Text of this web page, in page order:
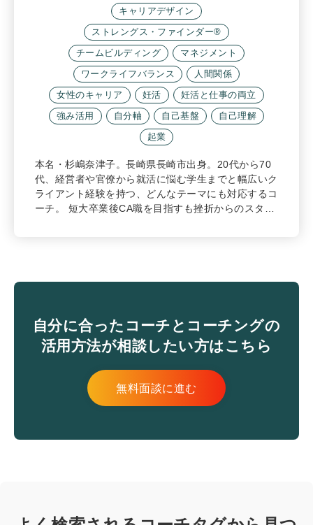
キャリアデザイン
ストレングス・ファインダー®
チームビルディング
マネジメント
ワークライフバランス
人間関係
女性のキャリア
妊活
妊活と仕事の両立
強み活用
自分軸 自己基盤
自己理解
起業
本名・杉嶋奈津子。長崎県長崎市出身。20代から70
代、経営者や官僚から就活に悩む学生までと幅広いク
ライアント経験を持つ、どんなテーマにも対応するコ
ーチ。 短大卒業後CA職を目指すも挫折からのスタ…
自分に合ったコーチとコーチングの
活用方法が相談したい方はこちら
無料面談に進む